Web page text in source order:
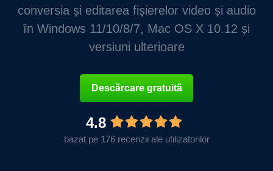
conversia și editarea fișierelor video și audio
în Windows 11/10/8/7, Mac OS X 10.12 și
versiuni ulterioare
Descărcare gratuită
4.8
bazat pe 176 recenzii ale utilizatorilor